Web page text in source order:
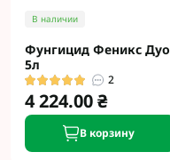
В наличии
Фунгицид Феникс Дуо
5л
2
4 224.00 ₴
В корзину